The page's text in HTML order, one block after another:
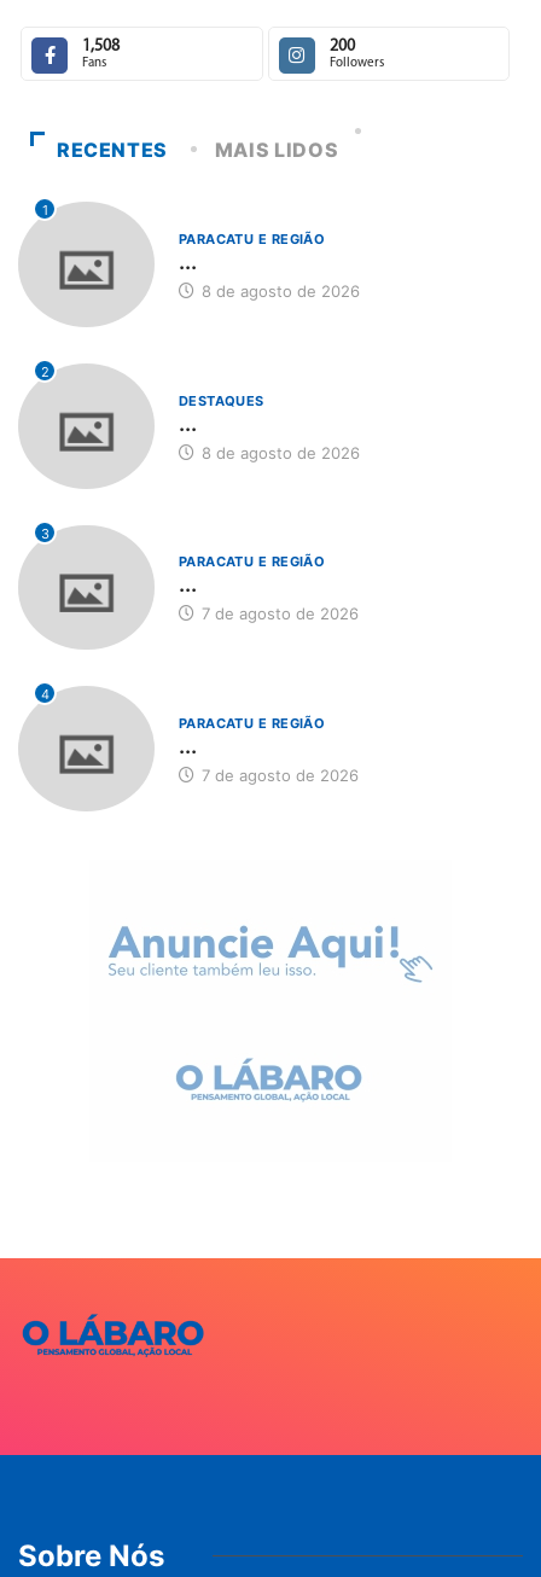
1,508
Fans
200
Followers
RECENTES MAIS LIDOS
1
PARACATU E REGIÃO
...
8 de agosto de 2026
2
DESTAQUES
...
8 de agosto de 2026
3
PARACATU E REGIÃO
...
7 de agosto de 2026
4
PARACATU E REGIÃO
...
7 de agosto de 2026
Sobre Nós